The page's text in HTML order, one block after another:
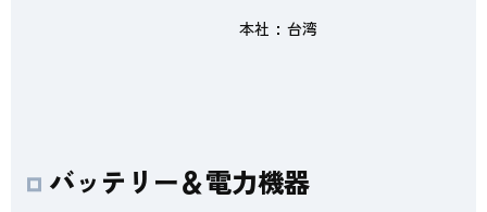
本社 台湾
バッテリー＆電力機器